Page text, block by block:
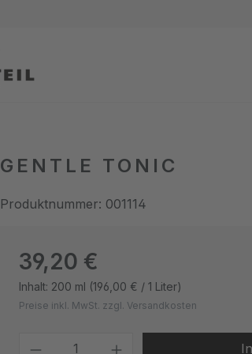
GENTLE TONIC
Produktnummer: 001114
Regulärer Preis:
39,20 €
Inhalt: 200 ml (196,00 € / 1 Liter)
Preise inkl. MwSt. zzgl. Versandkosten
Produkt Anzahl: Gib